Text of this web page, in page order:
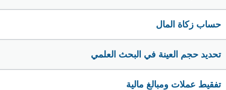
حساب زكاة المال
تحديد حجم العينة في البحث العلمي
تفقيط عملات ومبالغ مالية